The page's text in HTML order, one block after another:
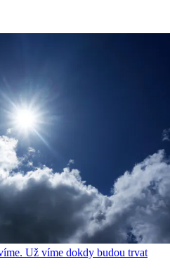
Už víme dokdy budou trvat